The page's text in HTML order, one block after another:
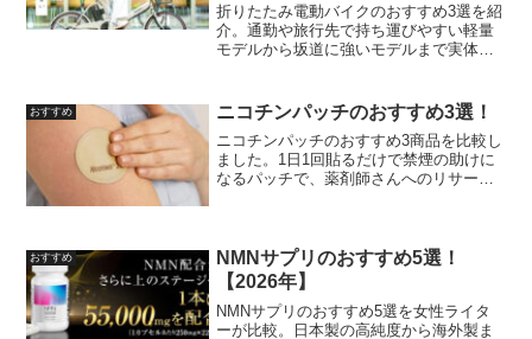
折りたたみ電動バイクのおすすめ3選を紹
介。通勤や旅行先で持ち運びやすい軽量
モデルから坂道に強いモデルまで実体験
おすすめ ニコチンパッチのおすすめ3選！
ニコチンパッチのおすすめ3商品を比較し
ました。1日1回貼るだけで禁煙の助けに
なるパッチで、薬剤師さんへのリサーチ
おすすめ
NMNサプリのおすすめ5選！
【2026年】
NMNサプリのおすすめ5選を女性ライタ
ーが比較。日本製の高純度から海外製ま